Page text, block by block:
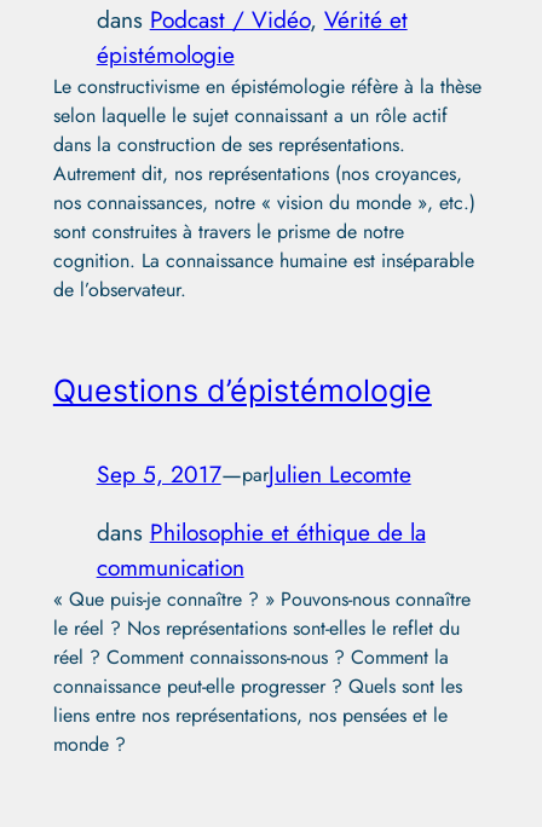
dans Podcast / Vidéo, Vérité et
épistémologie
Le constructivisme en épistémologie réfère à la thèse
selon laquelle le sujet connaissant a un rôle actif
dans la construction de ses représentations.
Autrement dit, nos représentations (nos croyances,
nos connaissances, notre « vision du monde », etc.)
sont construites à travers le prisme de notre
cognition. La connaissance humaine est inséparable
de l’observateur.
Questions d’épistémologie
Sep 5, 2017—parJulien Lecomte
dans Philosophie et éthique de la
communication
« Que puis-je connaître ? » Pouvons-nous connaître
le réel ? Nos représentations sont-elles le reflet du
réel ? Comment connaissons-nous ? Comment la
connaissance peut-elle progresser ? Quels sont les
liens entre nos représentations, nos pensées et le
monde ?